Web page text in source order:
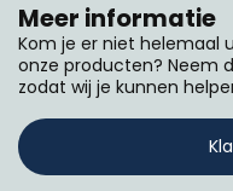
Meer informatie
Kom je er niet helemaal
onze producten? Neem
zodat wij je kunnen